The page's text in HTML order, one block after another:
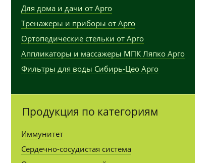
Для дома и дачи от Арго
Тренажеры и приборы от Арго
Ортопедические стельки от Арго
Аппликаторы и массажеры МПК Ляпко Арго
Фильтры для воды Сибирь-Цео Арго
Продукция по категориям
Иммунитет
Сердечно-сосудистая система